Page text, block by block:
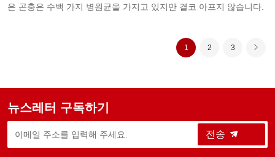
은 곤충은 수백 가지 병원균을 가지고 있지만 결코 아프지 않습니다.
1 2 3
뉴스레터 구독하기
전송